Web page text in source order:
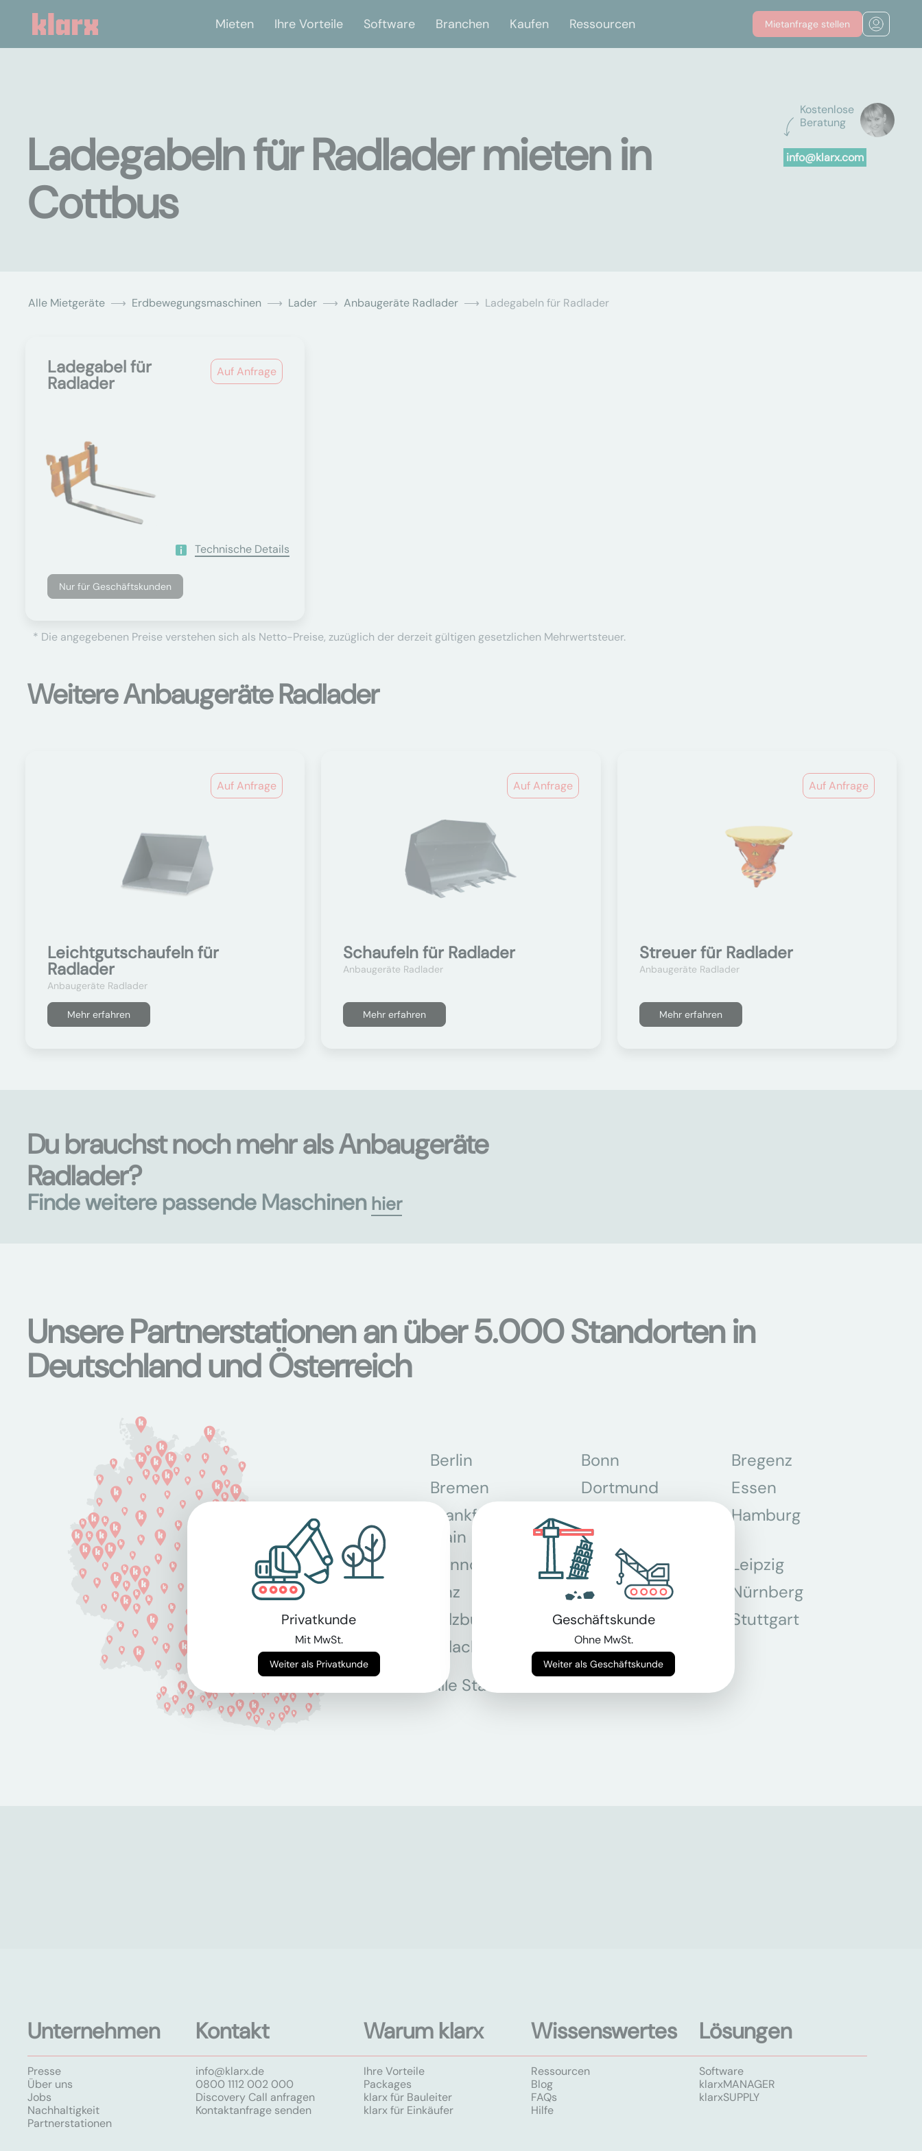
Mieten Ihre Vorteile Software Branchen Kaufen Ressourcen Mietanfrage stellen
Kostenlose
Beratung
info@klarx.com
Ladegabeln für Radlader mieten in
Cottbus
Alle Mietgeräte Erdbewegungsmaschinen Lader Anbaugeräte Radlader Ladegabeln für Radlader
Auf Anfrage
Ladegabel für
Radlader
Technische Details
Nur für Geschäftskunden
* Die angegebenen Preise verstehen sich als Netto-Preise, zuzüglich der derzeit gültigen gesetzlichen Mehrwertsteuer.
Weitere Anbaugeräte Radlader
Auf Anfrage
Leichtgutschaufeln für
Radlader
Anbaugeräte Radlader
Mehr erfahren
Auf Anfrage
Schaufeln für Radlader
Anbaugeräte Radlader
Mehr erfahren
Auf Anfrage
Streuer für Radlader
Anbaugeräte Radlader
Mehr erfahren
Du brauchst noch mehr als Anbaugeräte
Radlader?
Finde weitere passende Maschinen hier
Unsere Partnerstationen an über 5.000 Standorten in
Deutschland und Österreich
Berlin Bonn
Bregenz
Bremen
Dortmund
Essen
Frankfurt am
Main
Hamburg
Hannover Köln
Leipzig
Linz
München
Nürnberg
Salzburg
Steyr
Stuttgart
Villach
Wien
Alle Standorte
Unternehmen
Presse
Über uns
Jobs
Nachhaltigkeit
Partnerstationen
Kontakt
info@klarx.de
0800 1112 002 000
Discovery Call anfragen
Kontaktanfrage senden
Warum klarx
Ihre Vorteile
Packages
klarx für Bauleiter
klarx für Einkäufer
Wissenswertes
Ressourcen
Blog
FAQs
Hilfe
Lösungen
Software
klarxMANAGER
klarxSUPPLY
Privatkunde
Mit MwSt.
Weiter als Privatkunde
Geschäftskunde
Ohne MwSt.
Weiter als Geschäftskunde